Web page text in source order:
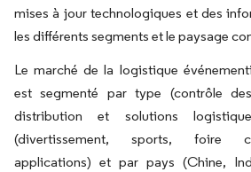
mises à jour technologiques et des
les différents segments et le paysage
Le marché de la logistique
est segmenté par type (contrôle
distribution et solutions
(divertissement, sports, foire
applications) et par pays (Chine,